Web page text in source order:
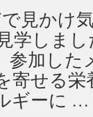
見かけ
学しま
参加した
寄せる
ギーに …